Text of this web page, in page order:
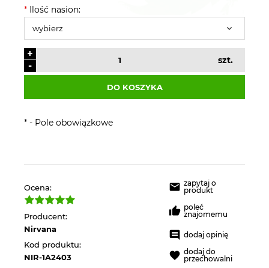
* Ilość nasion:
-
+
szt.
DO KOSZYKA
* - Pole obowiązkowe
Ocena:
Producent:
Nirvana
Kod produktu:
NIR-1A2403
zapytaj o
produkt
poleć
znajomemu
dodaj opinię
dodaj do
przechowalni